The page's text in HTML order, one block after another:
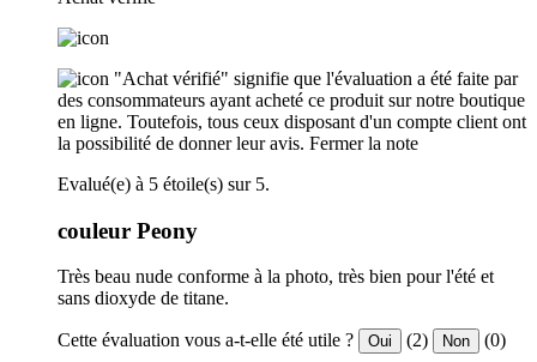
"Achat vérifié" signifie que l'évaluation a été faite par
des consommateurs ayant acheté ce produit sur notre boutique
en ligne. Toutefois, tous ceux disposant d'un compte client ont
la possibilité de donner leur avis. Fermer la note
Evalué(e) à 5 étoile(s) sur 5.
couleur Peony
Très beau nude conforme à la photo, très bien pour l'été et
sans dioxyde de titane.
Cette évaluation vous a-t-elle été utile ? Oui (2) Non (0)